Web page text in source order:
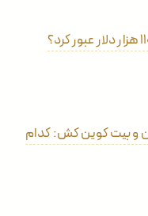
و بیت کوین کش: کدام